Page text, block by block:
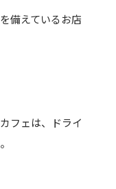
備えているお店
フェは、ドライ